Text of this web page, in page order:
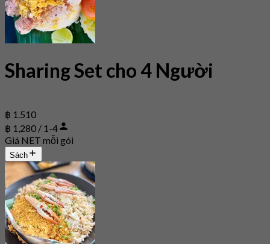
Sharing Set cho 4 Người
฿ 1.510
฿ 1,280 / 1-4
Giá NET mỗi gói
Sách